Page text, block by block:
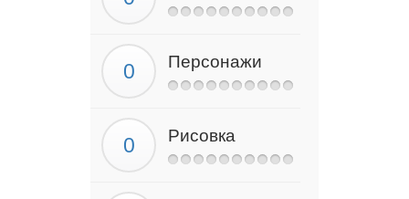
Персонажи
Рисовка